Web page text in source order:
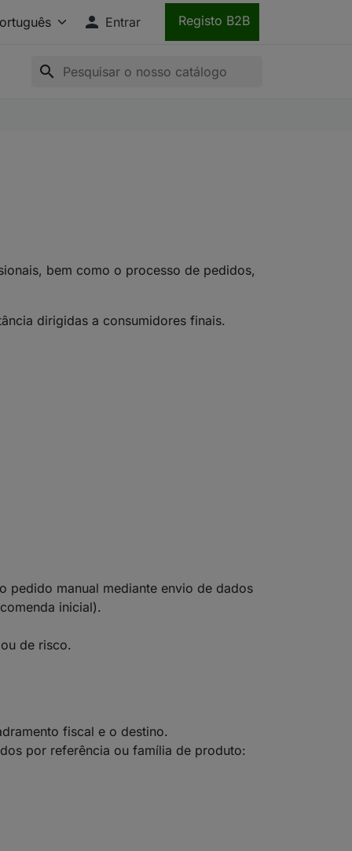
 Entrar Registo B2B
search
bem como o processo de pedidos,
dirigidas a consumidores finais.
pedido manual mediante envio de dados
inicial).
de risco.
fiscal e o destino.
por referência ou família de produto: